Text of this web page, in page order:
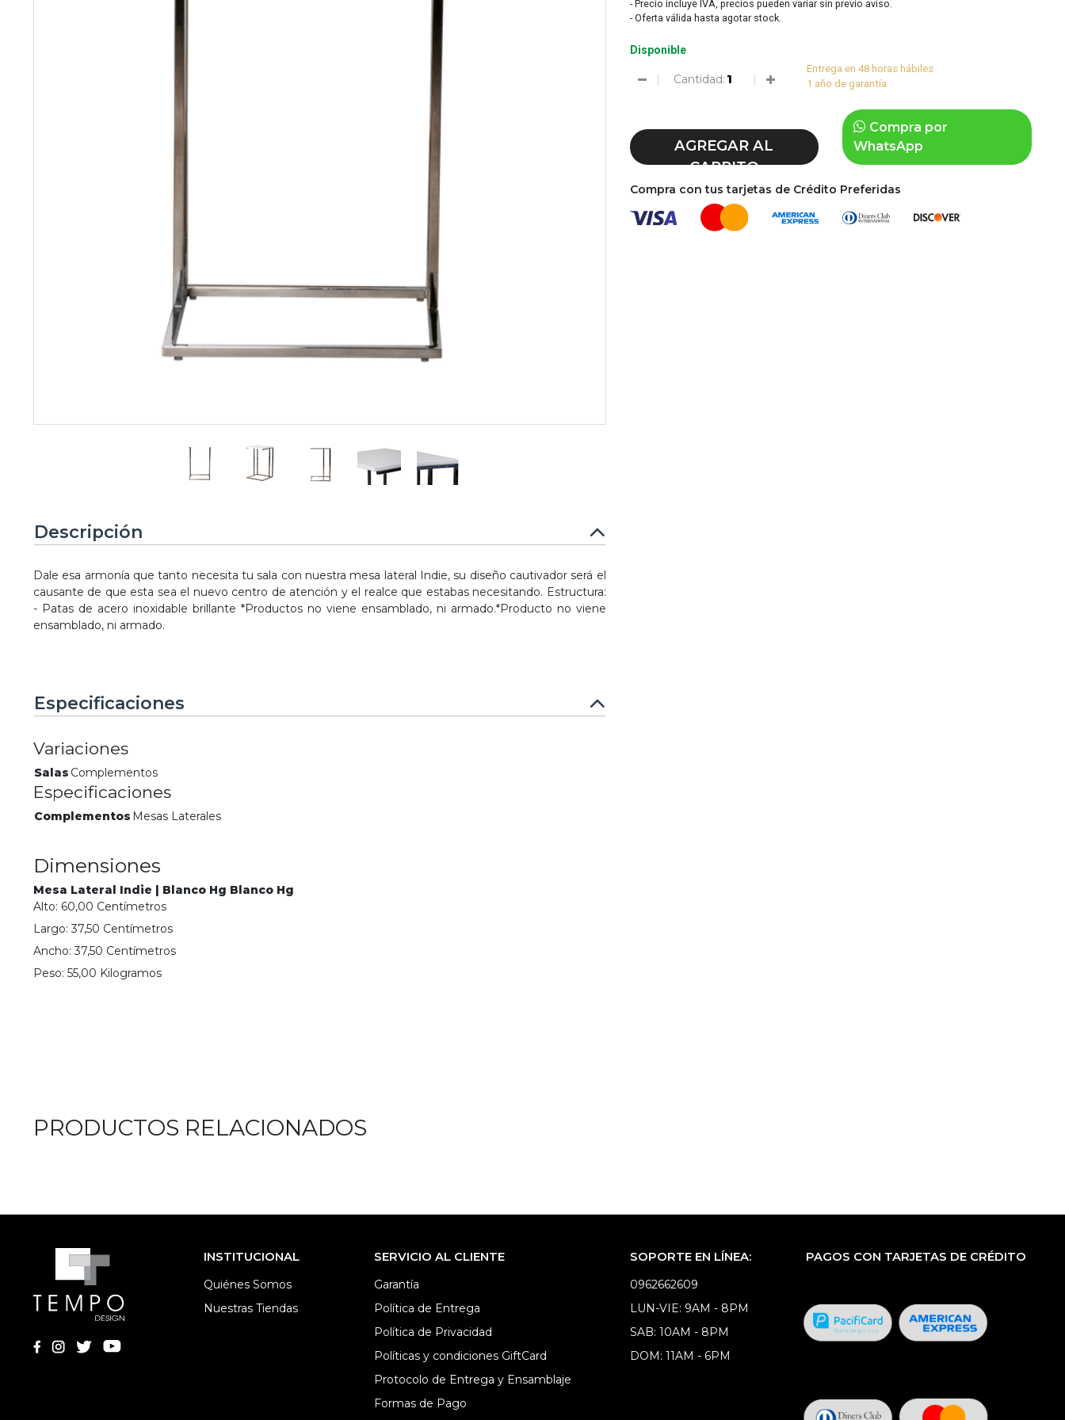
- Precio incluye IVA, precios pueden variar sin previo aviso.
- Oferta válida hasta agotar stock.
Disponible
Cantidad:
Entrega en 48 horas hábiles
1 año de garantía.
AGREGAR AL
CARRITO
Compra por
WhatsApp
Compra con tus tarjetas de Crédito Preferidas
Descripción
Dale esa armonía que tanto necesita tu sala con nuestra mesa lateral Indie, su diseño cautivador será el
causante de que esta sea el nuevo centro de atención y el realce que estabas necesitando. Estructura:
- Patas de acero inoxidable brillante *Productos no viene ensamblado, ni armado.*Producto no viene
ensamblado, ni armado.
Especificaciones
Variaciones
Salas Complementos
Especificaciones
Complementos Mesas Laterales
Dimensiones
Mesa Lateral Indie | Blanco Hg Blanco Hg
Alto: 60,00 Centímetros
Largo:37,50 Centímetros
Ancho:37,50 Centímetros
Peso: 55,00 Kilogramos
PRODUCTOS RELACIONADOS
INSTITUCIONAL
Quiénes Somos
Nuestras Tiendas
SERVICIO AL CLIENTE
Garantía
Política de Entrega
Política de Privacidad
Políticas y condiciones GiftCard
Protocolo de Entrega y Ensamblaje
Formas de Pago
SOPORTE EN LÍNEA:
0962662609
LUN-VIE: 9AM - 8PM
SAB: 10AM - 8PM
DOM: 11AM - 6PM
PAGOS CON TARJETAS DE CRÉDITO